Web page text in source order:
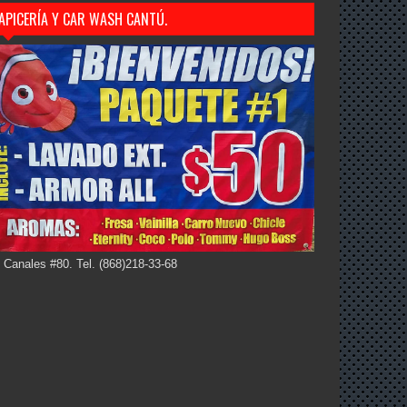
Y CAR WASH CANTÚ.
Canales #80. Tel. (868)218-33-68